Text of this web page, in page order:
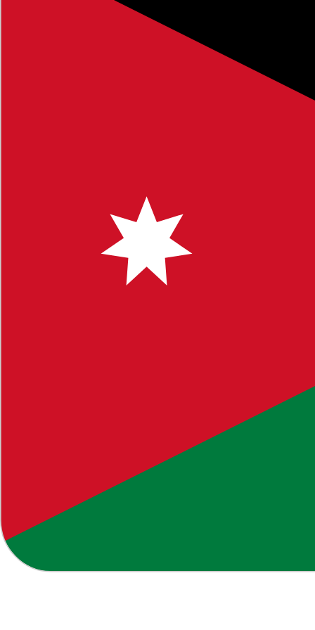
تهم المجتمع التعليمي والطلاب وأولياء الأمور.
محتوى يساعدك في اتخاذ قرارات مستنيرة.
للوصول إلى مواضيع محددة. نشجعكم على ترك تعليقاتكم
أي استفسار أو ملاحظة، لا تتردد في التواصل معنا.